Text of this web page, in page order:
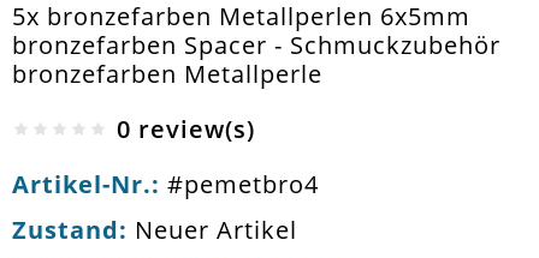
5x bronzefarben Metallperlen 6x5mm
bronzefarben Spacer - Schmuckzubehör
bronzefarben Metallperle
0 review(s)
Artikel-Nr.: #pemetbro4
Zustand: Neuer Artikel